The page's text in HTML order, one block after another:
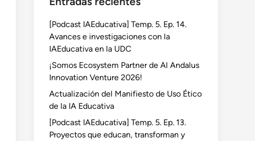
[Podcast IAEducativa] Temp. 5. Ep. 14.
Avances e investigaciones con la
IAEducativa en la UDC
¡Somos Ecosystem Partner de Al Andalus
Innovation Venture 2026!
Actualización del Manifiesto de Uso Ético
de la IA Educativa
[Podcast IAEducativa] Temp. 5. Ep. 13.
Proyectos que educan, transforman y